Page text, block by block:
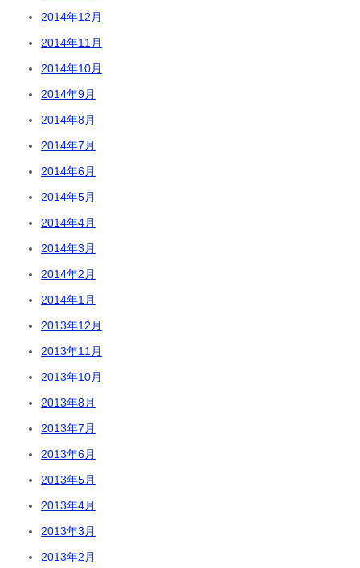
2014年12月
2014年11月
2014年10月
2014年9月
2014年8月
2014年7月
2014年6月
2014年5月
2014年4月
2014年3月
2014年2月
2014年1月
2013年12月
2013年11月
2013年10月
2013年8月
2013年7月
2013年6月
2013年5月
2013年4月
2013年3月
2013年2月